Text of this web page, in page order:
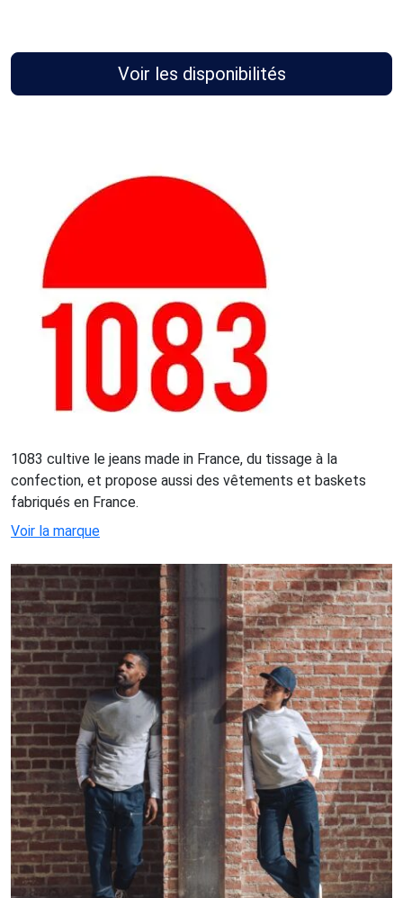
Voir les disponibilités
1083 cultive le jeans made in France, du tissage à la
confection, et propose aussi des vêtements et baskets
fabriqués en France.
Voir la marque